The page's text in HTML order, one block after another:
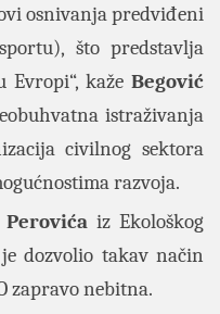
osnivanja predviđeni
što predstavlja
Evropi“, kaže Begović
istraživanja
civilnog sektora
razvoja.
iz Ekološkog
dozvolio takav način
zapravo nebitna.